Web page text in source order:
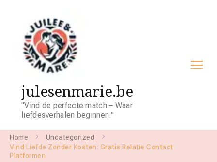
julesenmarie.be
"Vind de perfecte match – Waar
liefdesverhalen beginnen."
Home
Uncategorized
Vind Liefde Zonder Kosten: Gratis Relatie Contact
Platformen